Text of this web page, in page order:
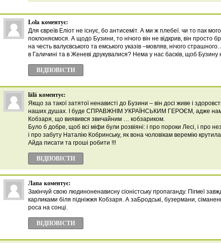
Lola коментує:
Для євреїв Еліот не існує, бо антисеміт. А ми ж плебеї. чи то пак
поклоняємося. А щодо Бузини, то нічого він не відкрив, він просто
на честь валуєвського та емського указів –мовляв, нічого
в Галичині та в Женеві друкувалися? Нема у нас басків, щоб Бузину
ВІДПОВІCТИ
lälä коментує:
Якщо за такої затятої ненависті до Бузини – він досі живе і
наших душах. І буде СПРАВЖНІМ УКРАЇНСЬКИМ ГЕРОЄМ, адже нам
Кобзаря, що виявився звичайним … кобзариком.
Було б добре, щоб всі міфи були розвіяні: і про пороки Лесі, і про
і про забуту Наталію Кобринську, як вона чоловікам веремію
Айда писати та гроші робити !!!
ВІДПОВІCТИ
Лапа коментує:
Закінчуй свою людиноненависну сіоністську пропаганду. Пігмеї
карликами біля підніжжя Кобзаря. А заБродські, бузермани,
роса на сонці.
ВІДПОВІCТИ